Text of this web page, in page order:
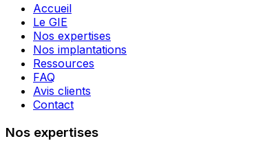
Accueil
Le GIE
Nos expertises
Nos implantations
Ressources
FAQ
Avis clients
Contact
Nos expertises